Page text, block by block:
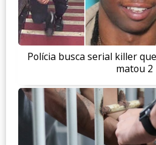
Polícia busca serial killer
matou 2